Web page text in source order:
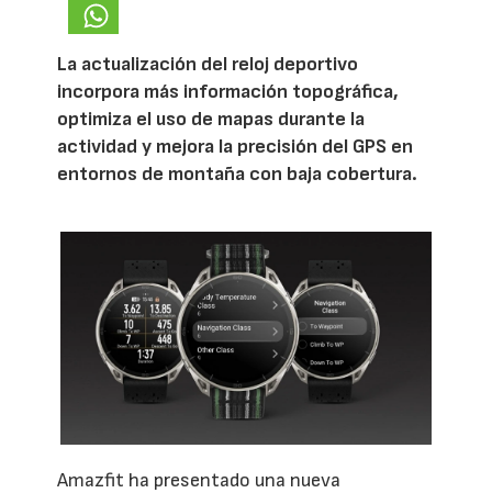
La actualización del reloj deportivo
incorpora más información topográfica,
optimiza el uso de mapas durante la
actividad y mejora la precisión del GPS en
entornos de montaña con baja cobertura.
Amazfit ha presentado una nueva